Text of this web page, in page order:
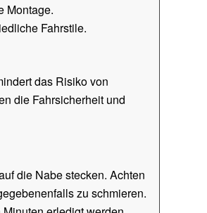
Montage.
Fahrstile.
das Risiko von
die Fahrsicherheit und
die Nabe stecken. Achten
zu schmieren.